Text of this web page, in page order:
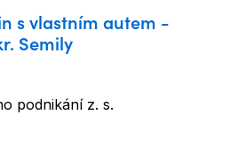
s vlastním autem -
Semily
podnikání z. s.